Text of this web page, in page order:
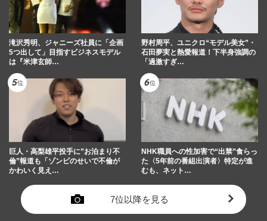
滝沢秀明、ジャニーズ社員に「企画
5つ出して」目指すビジネスモデル
は『米津玄師…
野村周平、ユニクロ“モデル美女”・
石田夢実と熱愛報道！下半身強調の
「過激すぎ…
巨人・高梨雄平投手に”お泊まり不
倫”報道も「ゾンビのせいで不倫が
かわいく見え…
NHK職員への性加害で“出禁”食らっ
た〈5年前の番組出演者〉特定が進
むも、ネット…
7位以降を見る